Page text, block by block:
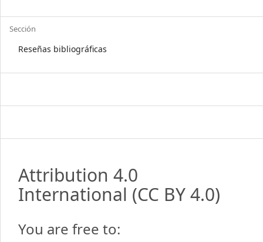
Sección
Reseñas bibliográficas
Attribution 4.0
International (CC BY 4.0)
You are free to: